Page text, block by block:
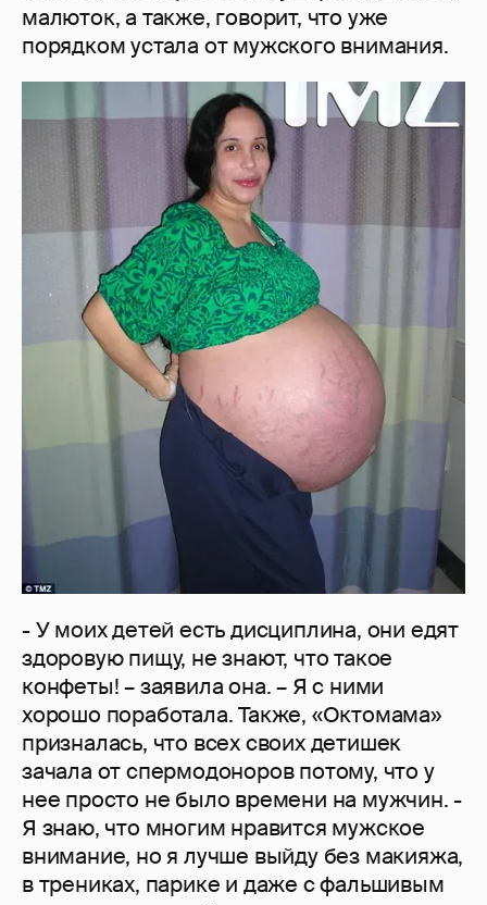
малюток, а также, говорит, что уже
порядком устала от мужского внимания.
- У моих детей есть дисциплина, они едят
здоровую пищу, не знают, что такое
конфеты! – заявила она. – Я с ними
хорошо поработала. Также, «Октомама»
призналась, что всех своих детишек
зачала от спермодоноров потому, что у
нее просто не было времени на мужчин. -
Я знаю, что многим нравится мужское
внимание, но я лучше выйду без макияжа,
в трениках, парике и даже с фальшивым